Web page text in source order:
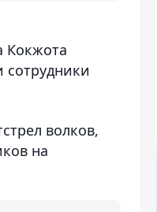
Кокжота
волков,
на